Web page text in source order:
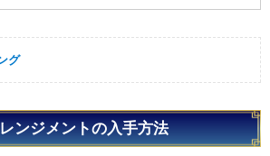
グ
ンジメントの入手方法